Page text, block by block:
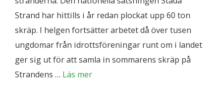
Strand har hittills i år redan plockat upp 60 ton
skräp. I helgen fortsätter arbetet då över tusen
ungdomar från idrottsföreningar runt om i landet
ger sig ut för att samla in sommarens skräp på
Strandens … Läs mer